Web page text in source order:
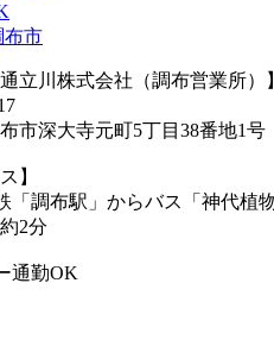
布市
通立川株式会社（調布営業所）】
市深大寺元町5丁目38番地1号
】
「調布駅」からバス「神代植
2分
通勤OK